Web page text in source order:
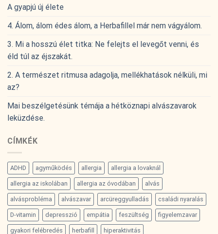
A gyapjú új élete
4. Álom, álom édes álom, a Herbafillel már nem vágyálom.
3. Mi a hosszú élet titka: Ne felejts el levegőt venni, és
éld túl az éjszakát.
2. A természet ritmusa adagolja, mellékhatások nélküli, mi
az?
Mai beszélgetésünk témája a hétköznapi alvászavarok
leküzdése.
CÍMKÉK
ADHD agyműködés allergia allergia a lovaknál
allergia az iskolában allergia az óvodában alvás
alvásprobléma alvászavar arcüreggyulladás családi nyaralás
D-vitamin depresszió empátia feszültség figyelemzavar
gyakori felébredés herbafill hiperaktivitás